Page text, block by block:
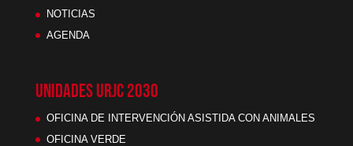
NOTICIAS
AGENDA
UNIDADES URJC 2030
OFICINA DE INTERVENCIÓN ASISTIDA CON ANIMALES
OFICINA VERDE